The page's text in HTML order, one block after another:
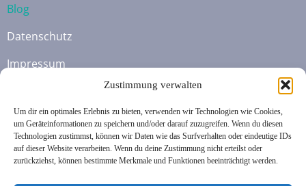
Zustimmung verwalten
Um dir ein optimales Erlebnis zu bieten, verwenden wir Technologien wie Cookies,
um Geräteinformationen zu speichern und/oder darauf zuzugreifen. Wenn du diesen
Technologien zustimmst, können wir Daten wie das Surfverhalten oder eindeutige IDs
auf dieser Website verarbeiten. Wenn du deine Zustimmung nicht erteilst oder
zurückziehst, können bestimmte Merkmale und Funktionen beeinträchtigt werden.
Blog
Datenschutz
Impressum
Cookie-Richtlinie (EU)
Unsere Socialmedia Kanäle
Online Termin